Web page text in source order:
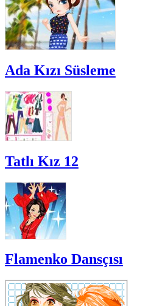
Ada Kızı Süsleme
Tatlı Kız 12
Flamenko Dansçısı